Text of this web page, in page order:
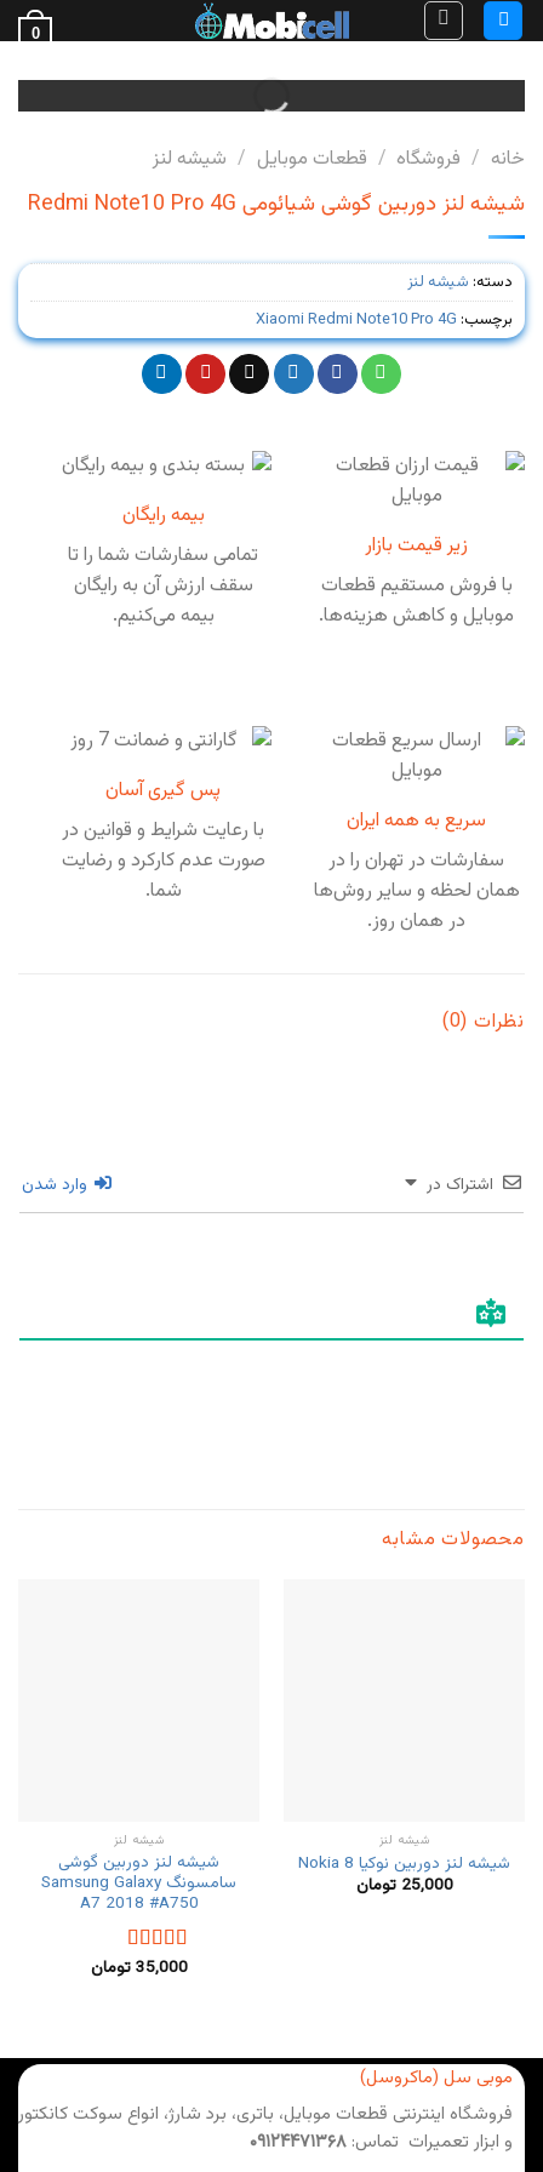
Skip
to
content
0
خانه / فروشگاه / قطعات موبایل / شیشه لنز
شیشه لنز دوربین گوشی شیائومی Redmi Note10 Pro 4G
دسته: شیشه لنز
برچسب: Xiaomi Redmi Note10 Pro 4G
زیر قیمت بازار
با فروش مستقیم قطعات
موبایل و کاهش هزینه‌ها.
بیمه رایگان
تمامی سفارشات شما را تا
سقف ارزش آن به رایگان
بیمه می‌کنیم.
سریع به همه ایران
سفارشات در تهران را در
همان لحظه و سایر روش‌ها
در همان روز.
پس گیری آسان
با رعایت شرایط و قوانین در
صورت عدم کارکرد و رضایت
شما.
نظرات (0)
اشتراک در وارد شدن
محصولات مشابه
شیشه لنز
شیشه لنز دوربین نوکیا Nokia 8
25,000 تومان
شیشه لنز
شیشه لنز دوربین گوشی
سامسونگ Samsung Galaxy
A7 2018 #A750
نمره4.0035,000 تومان
موبی سل (ماکروسل)
فروشگاه اینترنتی قطعات موبایل، باتری، برد شارژ، انواع سوکت کانکتور
و ابزار تعمیرات تماس: ۰۹۱۲۴۴۷۱۳۶۸